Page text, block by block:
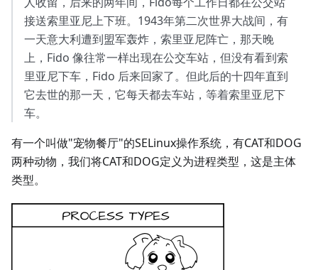
接送索里亚尼上下班。1943年第二次世界大战间，有
一天意大利遭到盟军轰炸，索里亚尼阵亡，那天晚
上，Fido 像往常一样出现在公交车站，但没有看到索
里亚尼下车，Fido 后来回家了。但此后的十四年直到
它去世的那一天，它每天都去车站，等着索里亚尼下
车。
有一个叫做"宠物餐厅"的SELinux操作系统，有CAT和DOG
两种动物，我们将CAT和DOG定义为进程类型，这是主体
类型。